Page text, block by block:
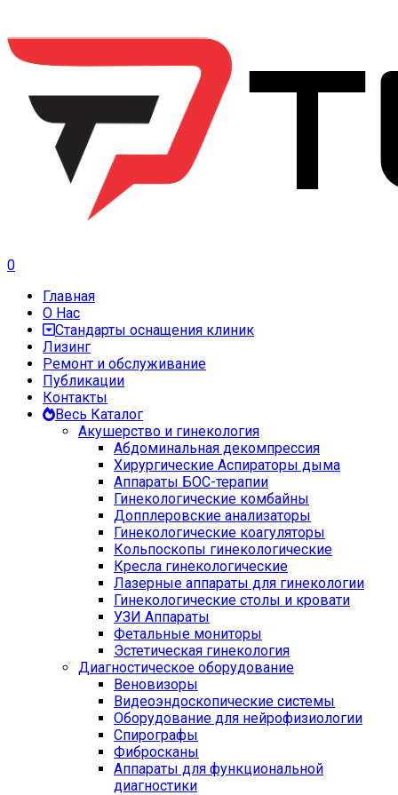
0
Главная
О Нас
Стандарты оснащения клиник
Лизинг
Ремонт и обслуживание
Публикации
Контакты
Весь Каталог
Акушерство и гинекология
Абдоминальная декомпрессия
Хирургические Аспираторы дыма
Аппараты БОС-терапии
Гинекологические комбайны
Допплеровские анализаторы
Гинекологические коагуляторы
Кольпоскопы гинекологические
Кресла гинекологические
Лазерные аппараты для гинекологии
Гинекологические столы и кровати
УЗИ Аппараты
Фетальные мониторы
Эстетическая гинекология
Диагностическое оборудование
Веновизоры
Видеоэндоскопические системы
Оборудование для нейрофизиологии
Спирографы
Фибросканы
Аппараты для функциональной
диагностики